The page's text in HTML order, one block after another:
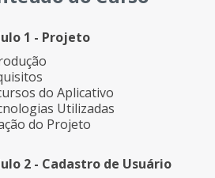
1 - Projeto
do Aplicativo
Utilizadas
do Projeto
2 - Cadastro de Usuário